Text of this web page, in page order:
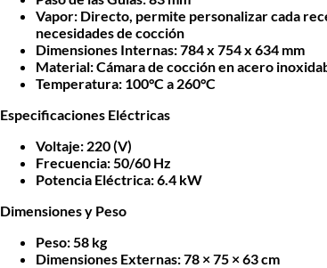
Vapor: Directo, permite personalizar cada
necesidades de cocción
Dimensiones Internas: 784 x 754 x 634 mm
Material: Cámara de cocción en acero
Temperatura: 100°C a 260°C
Especificaciones Eléctricas
Voltaje: 220 (V)
Frecuencia: 50/60 Hz
Potencia Eléctrica: 6.4 kW
Dimensiones y Peso
Peso: 58 kg
Dimensiones Externas: 78 × 75 × 63 cm